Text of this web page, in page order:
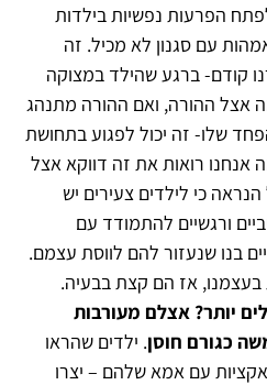
הפרעות נפשיות בילדות
עם סגנון לא מכיל. זה
קודם- ברגע שהילד במצוקה
אצל ההורה, ואם ההורה מתנהג
שלו- זה יכול לפגוע בתחושת
אנחנו רואות את זה דווקא אצל
כי לילדים צעירים יש
ורגשיים להתמודד עם
בנו שנעזור להם לווסת עצמם.
בעצמנו, אז הם קצת בבעיה.
יותר? אצלם מעורבות
כגורם חוסן. ילדים שהראו
עם אמא שלהם – יצרו